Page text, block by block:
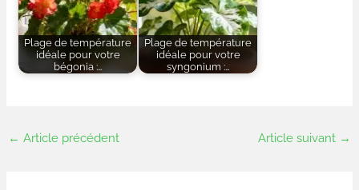
Plage de température
idéale pour votre
bégonia :…
Plage de température
idéale pour votre
syngonium :…
← Article précédent Article suivant →